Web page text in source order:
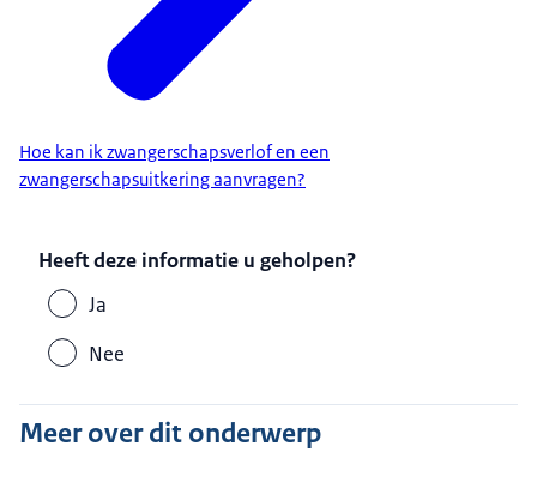
Hoe kan ik zwangerschapsverlof en een
zwangerschapsuitkering aanvragen?
Heeft deze informatie u geholpen?
Ja
Nee
Meer over dit onderwerp